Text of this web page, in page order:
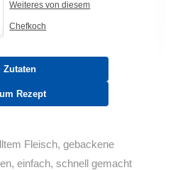
Weiteres von diesem
Chefkoch
Zutaten
Rezept
Fleisch, gebackene
einfach, schnell gemacht